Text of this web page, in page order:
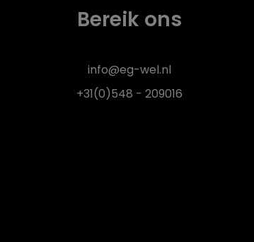
Bereik ons
info@eg-wel.nl
+31(0)548 - 209016